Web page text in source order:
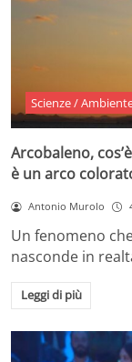
Scienze /
Arcobaleno,
è un arco
Antonio Murolo
Un fenomeno
nasconde in
Leggi di più